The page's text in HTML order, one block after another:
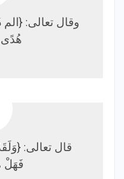
وقال تعالى:
هُدًى
قال تعالى:
فَهَلْ